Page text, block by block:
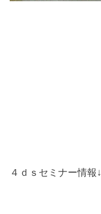
４ｄｓセミナー情報↓